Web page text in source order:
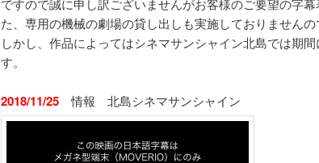
ですので誠に申し訳ございませんがお客様のご要望の字
た、専用の機械の劇場の貸し出しも実施しておりませんの
しかし、作品によってはシネマサンシャイン北島では期
す。
2018/11/25 情報 北島シネマサンシャイン